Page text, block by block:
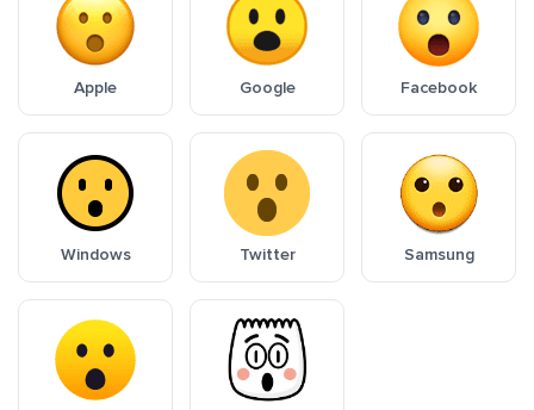
Apple Google Facebook
Windows Twitter Samsung